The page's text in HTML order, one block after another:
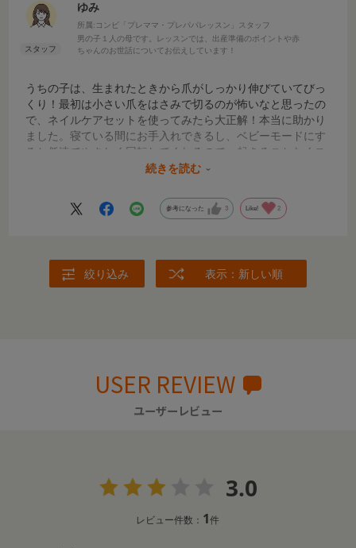
ゆみ
所属:コンビ「プレママ・プレパパレッスン」スタッフ
男の子１人の母です。レッスンでは、出産準備のポイントや赤
ちゃんのお世話についてお伝えしています！
うちの子は、生まれたときから爪がしっかり伸びていてびっ
くり！最初は小さい爪をはさみで切るのが怖いなと思ったの
で、ネイルケアセットを使ってみたら大正解！本当に助かり
ました。寝ている間にお手入れできるし、ベビーモードにす
ると低速でやさしく回転してくれるので、起きることなくス
ムーズに削ることができます。
驚いたのが、爪が伸びる速さ。顔をひっかいてしまわないよ
うに、新生児の頃は2〜3日に1回使っていました。1歳になっ
付属の大人用アタッチメントも使って、自分の爪も一緒にケ
アしています。表面をなめらかにしたり、甘皮のお手入れも
続きを読む
参考になった 3 Like! 2
絞り込み 表示：新しい順
USER REVIEW
ユーザーレビュー
3.0
レビュー件数： 1件